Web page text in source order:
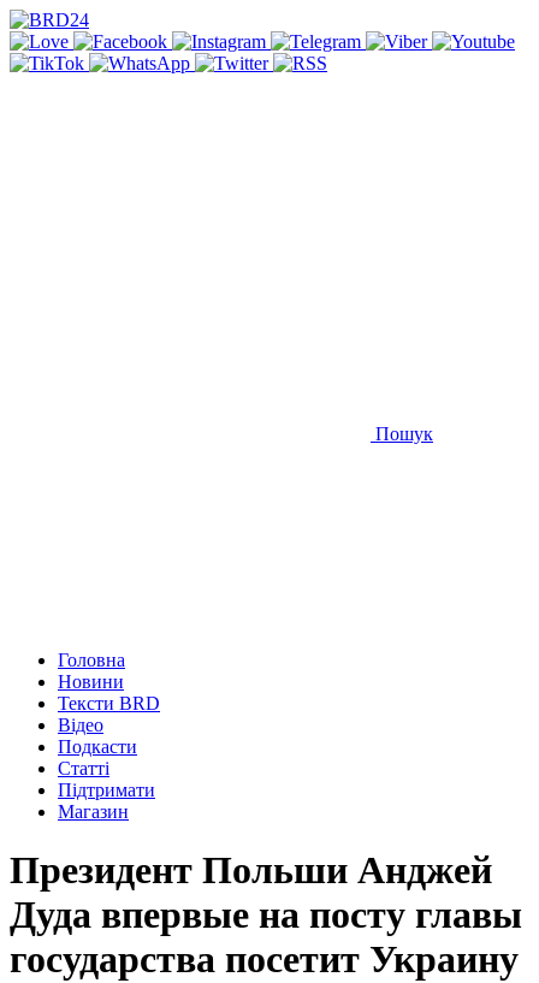
Пошук
Головна
Новини
Тексти BRD
Відео
Подкасти
Статті
Підтримати
Магазин
Президент Польши Анджей
Дуда впервые на посту главы
государства посетит Украину